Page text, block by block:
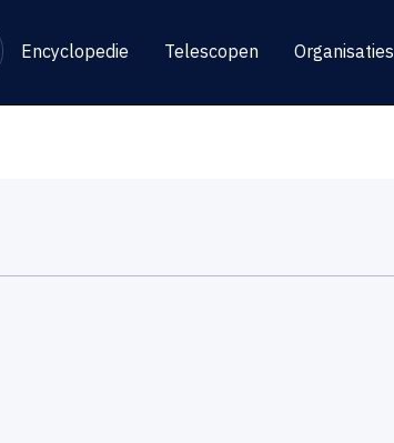
Encyclopedie Telescopen Organisaties